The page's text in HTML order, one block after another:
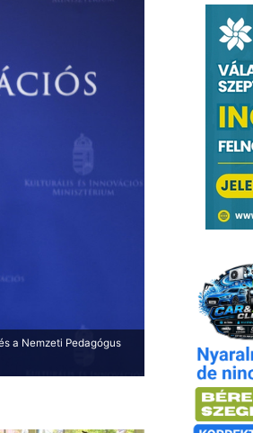
a Nemzeti Pedagógus